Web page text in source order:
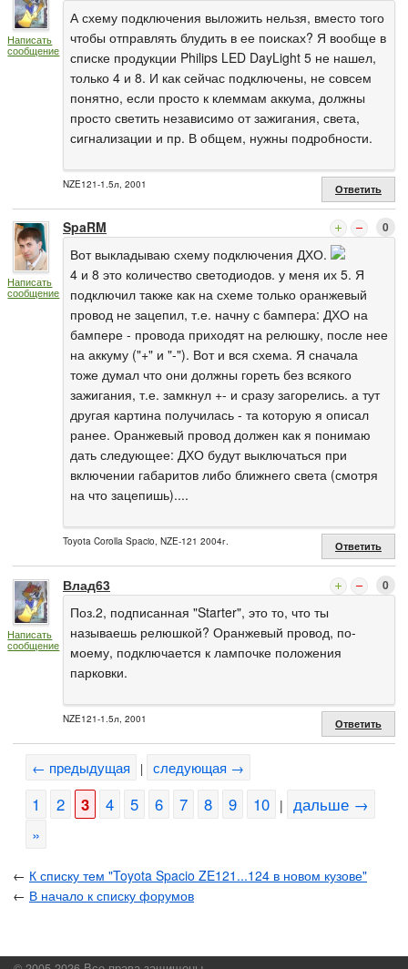
Написать
сообщение
А схему подключения выложить нельзя, вместо того
чтобы отправлять блудить в ее поисках? Я вообще в
списке продукции Philips LED DayLight 5 не нашел,
только 4 и 8. И как сейчас подключены, не совсем
понятно, если просто к клеммам аккума, должны
просто светить независимо от зажигания, света,
сигнализации и пр. В общем, нужны подробности.
NZE121-1.5л, 2001 Ответить
Написать
сообщение
SpaRM 0
Вот выкладываю схему подключения ДХО.
4 и 8 это количество светодиодов. у меня их 5. Я
подключил также как на схеме только оранжевый
провод не зацепил, т.е. начну с бампера: ДХО на
бампере - провода приходят на релюшку, после нее
на аккуму ("+" и "-"). Вот и вся схема. Я сначала
тоже думал что они должны гореть без всякого
зажигания, т.е. замкнул +- и сразу загорелись. а тут
другая картина получилась - та которую я описал
ранее. Оранжевый провод должен как я понимаю
дать следующее: ДХО будут выключаться при
включении габаритов либо ближнего света (смотря
на что зацепишь)....
Toyota Corolla Spacio, NZE-121 2004г. Ответить
Написать
сообщение
Влад63 0
Поз.2, подписанная "Starter", это то, что ты
называешь релюшкой? Оранжевый провод, по-
моему, подключается к лампочке положения
парковки.
NZE121-1.5л, 2001 Ответить
← предыдущая | следующая →
1 2 3 4 5 6 7 8 9 10 | дальше →
»
← К списку тем "Toyota Spacio ZE121...124 в новом кузове"
← В начало к списку форумов